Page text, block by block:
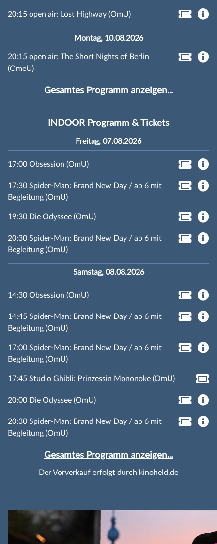
20:15 open air: Lost Highway (OmU)
Montag, 10.08.2026
20:15 open air: The Short Nights of Berlin
(OmeU)
Gesamtes Programm anzeigen...
INDOOR Programm & Tickets
Freitag, 07.08.2026
17:00 Obsession (OmU)
17:30 Spider-Man: Brand New Day / ab 6 mit
Begleitung (OmU)
19:30 Die Odyssee (OmU)
20:30 Spider-Man: Brand New Day / ab 6 mit
Begleitung (OmU)
Samstag, 08.08.2026
14:30 Obsession (OmU)
14:45 Spider-Man: Brand New Day / ab 6 mit
Begleitung (OmU)
17:00 Spider-Man: Brand New Day / ab 6 mit
Begleitung (OmU)
17:45 Studio Ghibli: Prinzessin Mononoke (OmU)
20:00 Die Odyssee (OmU)
20:30 Spider-Man: Brand New Day / ab 6 mit
Begleitung (OmU)
Gesamtes Programm anzeigen...
Der Vorverkauf erfolgt durch kinoheld.de